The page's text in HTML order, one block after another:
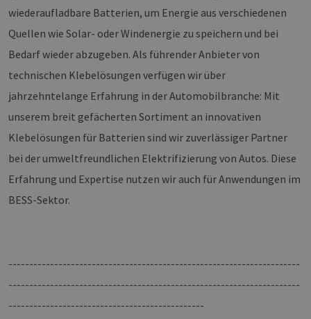
wiederaufladbare Batterien, um Energie aus verschiedenen
Quellen wie Solar- oder Windenergie zu speichern und bei
Bedarf wieder abzugeben. Als führender Anbieter von
technischen Klebelösungen verfügen wir über
jahrzehntelange Erfahrung in der Automobilbranche: Mit
unserem breit gefächerten Sortiment an innovativen
Klebelösungen für Batterien sind wir zuverlässiger Partner
bei der umweltfreundlichen Elektrifizierung von Autos. Diese
Erfahrung und Expertise nutzen wir auch für Anwendungen im
BESS-Sektor.
----------------------------------------------------------------------
----------------------------------------------------------------------
-----------------------------------------------
Name
Provider /
Domäne
Ablaufdatum
CookieScriptConsent
CookieScript
hh.de
2 Monate 4
für
csrf_https-
www.h2-
Sitzung
Dieses
auf
44 Sekunden